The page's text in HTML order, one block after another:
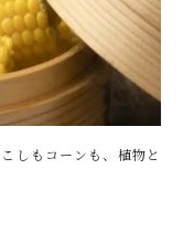
しもコーンも、植物と